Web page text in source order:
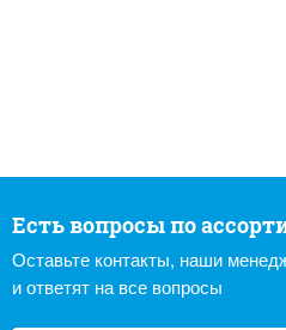
Есть вопросы по
Оставьте контакты, наши
и ответят на все вопросы